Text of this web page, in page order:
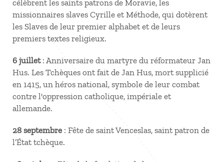
célèbrent les saints patrons de Moravie, les
missionnaires slaves Cyrille et Méthode, qui dotèrent
les Slaves de leur premier alphabet et de leurs
premiers textes religieux.
6 juillet: Anniversaire du martyre du réformateur Jan
Hus. Les Tchèques ont fait de Jan Hus, mort supplicié
en 1415, un héros national, symbole de leur combat
contre l'oppression catholique, impériale et
allemande.
28 septembre : Fête de saint Venceslas, saint patron de
l’État tchèque.